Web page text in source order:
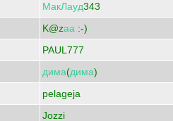
МакЛауд343
K@zаа :-)
PAUL777
дима(дима)
pelageja
Jozzi